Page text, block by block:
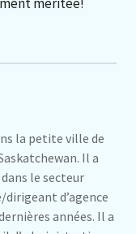
la petite ville de
Il a
le secteur
d’agence
années. Il a